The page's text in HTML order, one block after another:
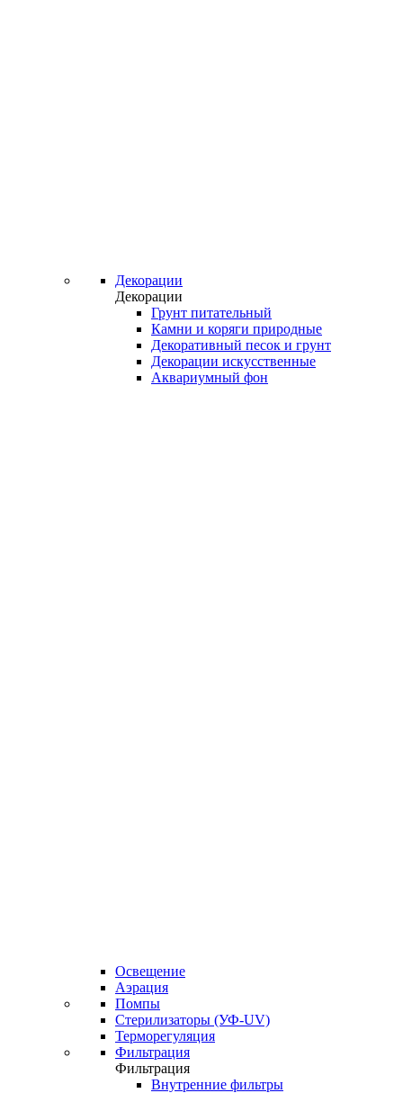
Декорации
Декорации
Грунт питательный
Камни и коряги природные
Декоративный песок и грунт
Декорации искусственные
Аквариумный фон
Освещение
Аэрация
Помпы
Стерилизаторы (УФ-UV)
Терморегуляция
Фильтрация
Фильтрация
Внутренние фильтры